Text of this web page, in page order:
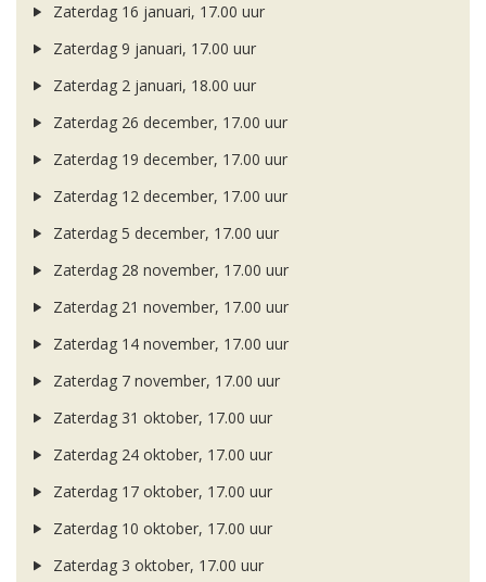
Zaterdag 16 januari, 17.00 uur
Zaterdag 9 januari, 17.00 uur
Zaterdag 2 januari, 18.00 uur
Zaterdag 26 december, 17.00 uur
Zaterdag 19 december, 17.00 uur
Zaterdag 12 december, 17.00 uur
Zaterdag 5 december, 17.00 uur
Zaterdag 28 november, 17.00 uur
Zaterdag 21 november, 17.00 uur
Zaterdag 14 november, 17.00 uur
Zaterdag 7 november, 17.00 uur
Zaterdag 31 oktober, 17.00 uur
Zaterdag 24 oktober, 17.00 uur
Zaterdag 17 oktober, 17.00 uur
Zaterdag 10 oktober, 17.00 uur
Zaterdag 3 oktober, 17.00 uur